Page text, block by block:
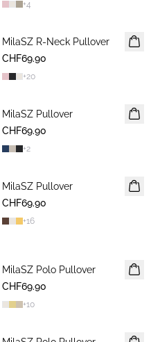
+4
NEUHEIT
2 FOR 120 CHF
MilaSZ R-Neck Pullover
CHF69.90
+20
NEUHEIT
2 FOR 120 CHF
MilaSZ Pullover
CHF69.90
+2
2 FOR 120 CHF
MilaSZ Pullover
CHF69.90
+16
2 FOR 120 CHF
MilaSZ Polo Pullover
CHF69.90
+10